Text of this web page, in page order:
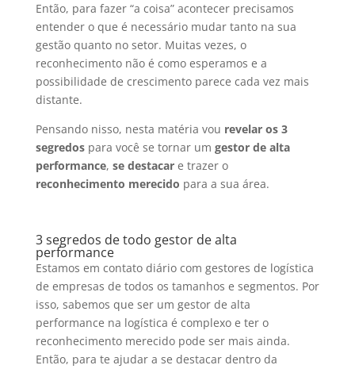
Então, para fazer “a coisa” acontecer precisamos
entender o que é necessário mudar tanto na sua
gestão quanto no setor. Muitas vezes, o
reconhecimento não é como esperamos e a
possibilidade de crescimento parece cada vez mais
distante.
Pensando nisso, nesta matéria vou revelar os 3
segredos para você se tornar um gestor de alta
performance, se destacar e trazer o
reconhecimento merecido para a sua área.
3 segredos de todo gestor de alta
performance
Estamos em contato diário com gestores de logística
de empresas de todos os tamanhos e segmentos. Por
isso, sabemos que ser um gestor de alta
performance na logística é complexo e ter o
reconhecimento merecido pode ser mais ainda.
Então, para te ajudar a se destacar dentro da